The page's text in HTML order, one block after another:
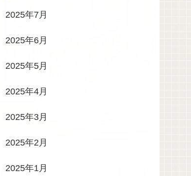
2025年7月
2025年6月
2025年5月
2025年4月
2025年3月
2025年2月
2025年1月